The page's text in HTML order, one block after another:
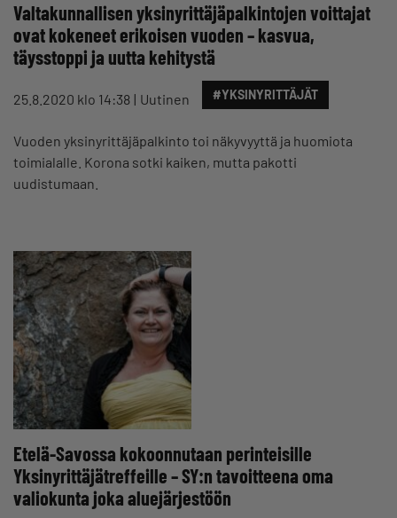
Valtakunnallisen yksinyrittäjäpalkintojen voittajat
ovat kokeneet erikoisen vuoden – kasvua,
täysstoppi ja uutta kehitystä
25.8.2020 klo 14:38 Uutinen #YKSINYRITTÄJÄT
Vuoden yksinyrittäjäpalkinto toi näkyvyyttä ja huomiota
toimialalle. Korona sotki kaiken, mutta pakotti
uudistumaan.
Etelä-Savossa kokoonnutaan perinteisille
Yksinyrittäjätreffeille – SY:n tavoitteena oma
valiokunta joka aluejärjestöön